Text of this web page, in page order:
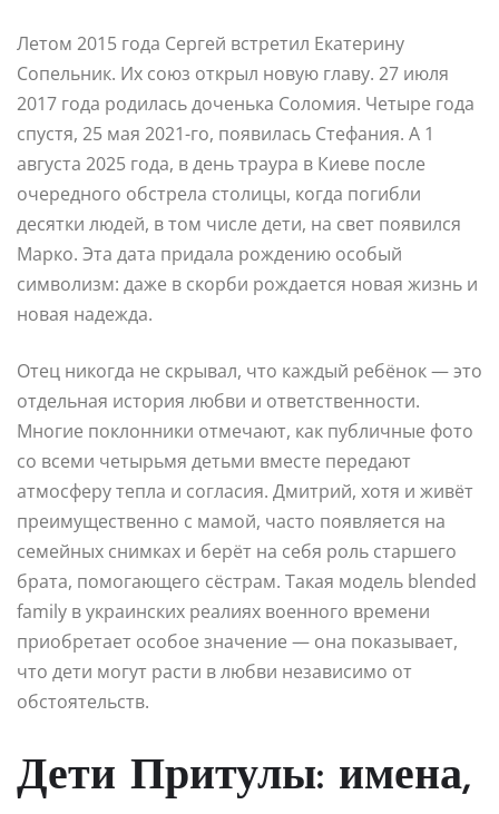
Летом 2015 года Сергей встретил Екатерину
Сопельник. Их союз открыл новую главу. 27 июля
2017 года родилась доченька Соломия. Четыре года
спустя, 25 мая 2021-го, появилась Стефания. А 1
августа 2025 года, в день траура в Киеве после
очередного обстрела столицы, когда погибли
десятки людей, в том числе дети, на свет появился
Марко. Эта дата придала рождению особый
символизм: даже в скорби рождается новая жизнь и
новая надежда.
Отец никогда не скрывал, что каждый ребёнок — это
отдельная история любви и ответственности.
Многие поклонники отмечают, как публичные фото
со всеми четырьмя детьми вместе передают
атмосферу тепла и согласия. Дмитрий, хотя и живёт
преимущественно с мамой, часто появляется на
семейных снимках и берёт на себя роль старшего
брата, помогающего сёстрам. Такая модель blended
family в украинских реалиях военного времени
приобретает особое значение — она показывает,
что дети могут расти в любви независимо от
обстоятельств.
Дети Притулы: имена,